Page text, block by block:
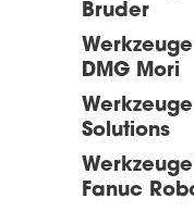
Bruder
DMG Mori
Solutions
Fanuc